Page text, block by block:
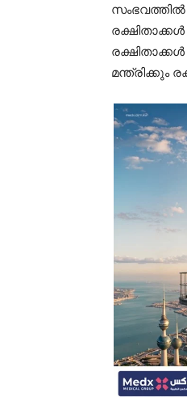
മന്ത്രിക്കും